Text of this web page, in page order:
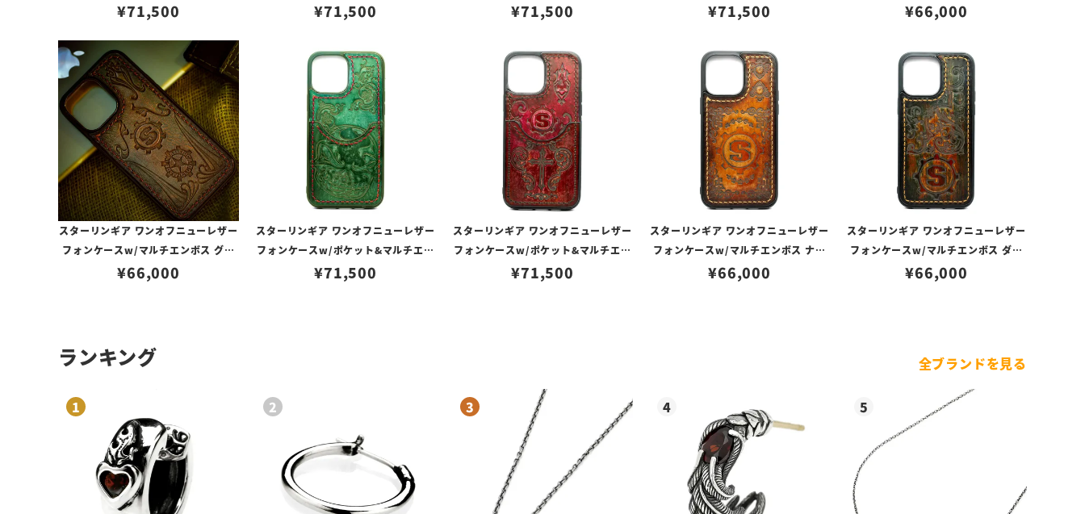
ボス レッド s000117272（iPhone1
¥71,500
ボス レッド s000117351（iPhone1
¥71,500
ボス ブルーパープル s000117274（i
¥71,500
ボス ライトグリーン s000117352（i
¥71,500
ウン s000117355（iPhone14ProM
¥66,000
スターリンギア ワンオフニューレザー
フォンケースw/マルチエンボス グリ
ーン s000117271（iPhone14ProM
¥66,000
スターリンギア ワンオフニューレザー
フォンケースw/ポケット&マルチエン
ボス ダークグリーン s000117362（i
¥71,500
スターリンギア ワンオフニューレザー
フォンケースw/ポケット&マルチエン
ボス ダークレッド s000117361（iPh
¥71,500
スターリンギア ワンオフニューレザー
フォンケースw/マルチエンボス ナチ
ュラルブラウン s000117356（iPhon
¥66,000
スターリンギア ワンオフニューレザー
フォンケースw/マルチエンボス ダー
クブラウン s000117354（iPhone14
¥66,000
ランキング 全ブランドを見る